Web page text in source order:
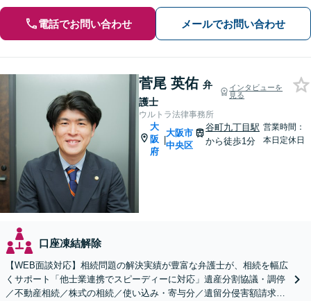
電話でお問い合わせ メールでお問い合わせ
菅尾 英佑 弁
護士
インタビューを
見る
ウルトラ法律事務所
大
阪
府
|
大阪市
中央区
谷町九丁目駅
から徒歩1分
営業時間：
本日定休日
口座凍結解除
【WEB面談対応】相続問題の解決実績が豊富な弁護士が、相続を幅広
くサポート「他士業連携でスピーディーに対応」遺産分割協議・調停
／不動産相続／株式の相続／使い込み・寄与分／遺留分侵害額請求／